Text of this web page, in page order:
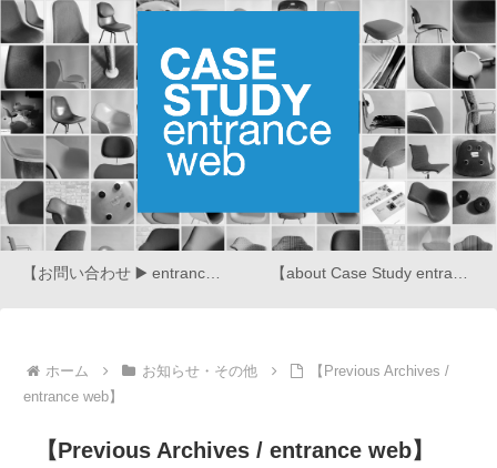
【お問い合わせ ▶️ entrance web】
ホーム お知らせ・その他
【Previous Archives /
entrance web】
【Previous Archives / entrance web】